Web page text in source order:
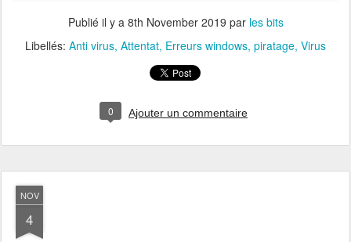
Publié il y a 8th November 2019 par les bits
Libellés: Anti virus Attentat Erreurs windows piratage Virus
0 Ajouter un commentaire
NOV
4